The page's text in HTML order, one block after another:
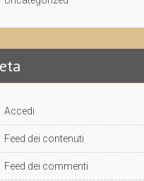
Accedi
Feed dei contenuti
Feed dei commenti